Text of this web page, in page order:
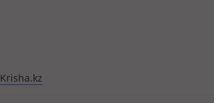
Krisha.kz